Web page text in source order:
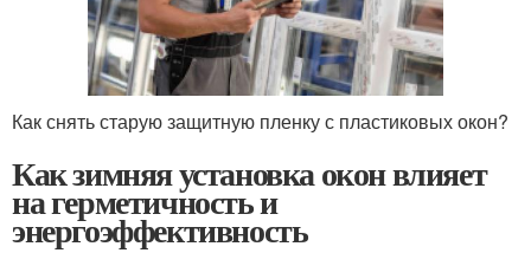
Как снять старую защитную пленку с пластиковых окон?
Как зимняя установка окон влияет
на герметичность и
энергоэффективность